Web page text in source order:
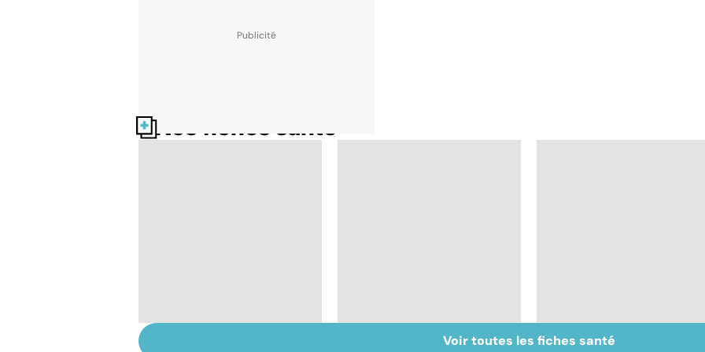
Nos fiches santé
Quand la maladie Prurit,
Voir toutes les fiches santé